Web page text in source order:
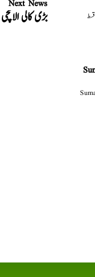
Next News
بڑی کالی الائچی